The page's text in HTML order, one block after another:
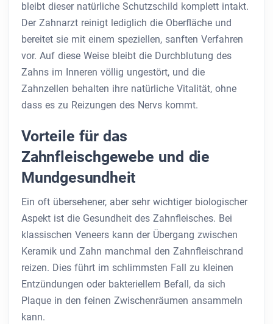
bleibt dieser natürliche Schutzschild komplett intakt.
Der Zahnarzt reinigt lediglich die Oberfläche und
bereitet sie mit einem speziellen, sanften Verfahren
vor. Auf diese Weise bleibt die Durchblutung des
Zahns im Inneren völlig ungestört, und die
Zahnzellen behalten ihre natürliche Vitalität, ohne
dass es zu Reizungen des Nervs kommt.
Vorteile für das
Zahnfleischgewebe und die
Mundgesundheit
Ein oft übersehener, aber sehr wichtiger biologischer
Aspekt ist die Gesundheit des Zahnfleisches. Bei
klassischen Veneers kann der Übergang zwischen
Keramik und Zahn manchmal den Zahnfleischrand
reizen. Dies führt im schlimmsten Fall zu kleinen
Entzündungen oder bakteriellem Befall, da sich
Plaque in den feinen Zwischenräumen ansammeln
kann.